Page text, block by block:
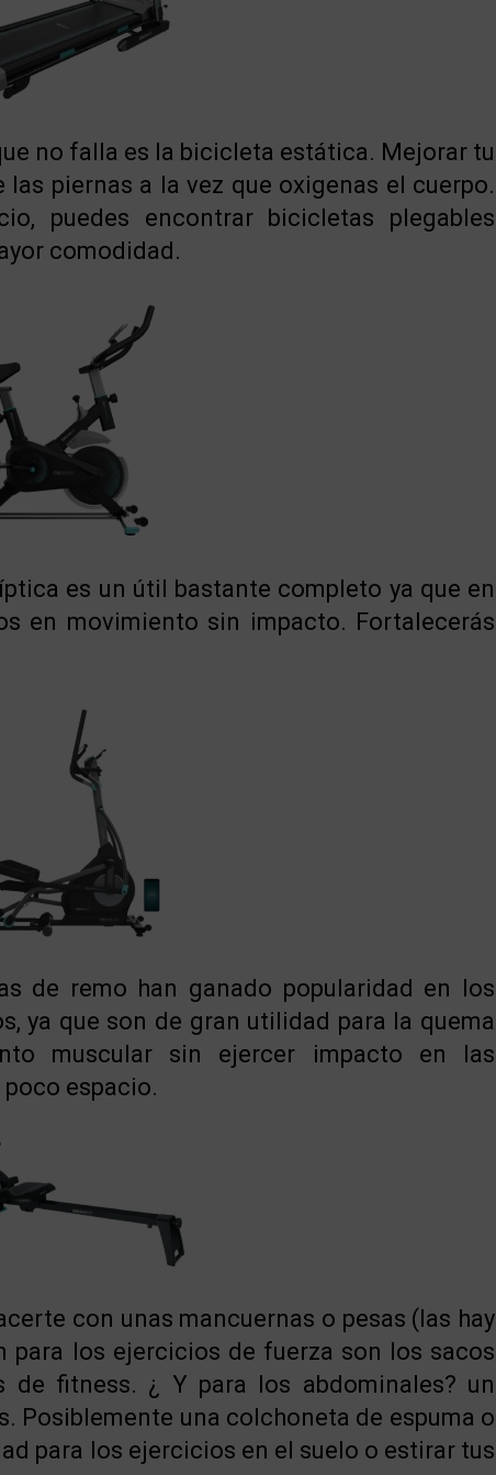
no falla es la bicicleta estática. Mejorar tu
piernas a la vez que oxigenas el cuerpo.
puedes encontrar bicicletas plegables
comodidad.
es un útil bastante completo ya que en
en movimiento sin impacto. Fortalecerás
de remo han ganado popularidad en los
ya que son de gran utilidad para la quema
muscular sin ejercer impacto en las
espacio.
con unas mancuernas o pesas (las hay
para los ejercicios de fuerza son los sacos
de fitness. ¿ Y para los abdominales? un
Posiblemente una colchoneta de espuma o
para los ejercicios en el suelo o estirar tus